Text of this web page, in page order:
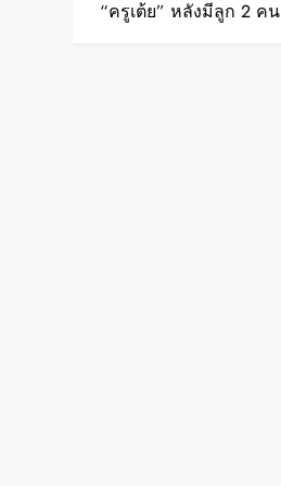
“ครูเต้ย” หลังมีลูก 2 คน